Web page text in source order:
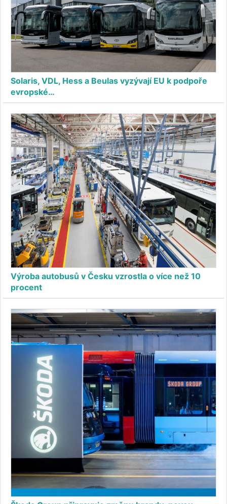
Solaris, VDL, Hess a Beulas vyzývají EU k podpoře
evropské…
Výroba autobusů v Česku vzrostla o více než 10
procent